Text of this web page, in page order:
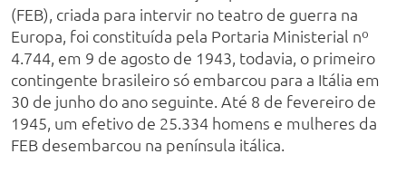
(FEB), criada para intervir no teatro de guerra na
Europa, foi constituída pela Portaria Ministerial nº
4.744, em 9 de agosto de 1943, todavia, o primeiro
contingente brasileiro só embarcou para a Itália em
30 de junho do ano seguinte. Até 8 de fevereiro de
1945, um efetivo de 25.334 homens e mulheres da
FEB desembarcou na península itálica.